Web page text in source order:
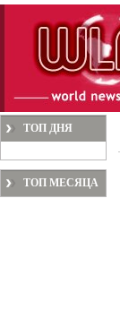
ТОП ДНЯ
ТОП МЕСЯЦА